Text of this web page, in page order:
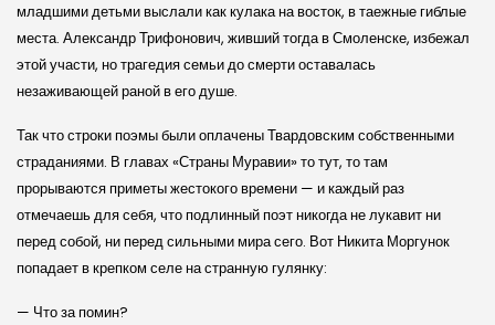
младшими детьми выслали как кулака на восток, в таежные гиблые
места. Александр Трифонович, живший тогда в Смоленске, избежал
этой участи, но трагедия семьи до смерти оставалась
незаживающей раной в его душе.
Так что строки поэмы были оплачены Твардовским собственными
страданиями. В главах «Страны Муравии» то тут, то там
прорываются приметы жестокого времени — и каждый раз
отмечаешь для себя, что подлинный поэт никогда не лукавит ни
перед собой, ни перед сильными мира сего. Вот Никита Моргунок
попадает в крепком селе на странную гулянку:
— Что за помин?